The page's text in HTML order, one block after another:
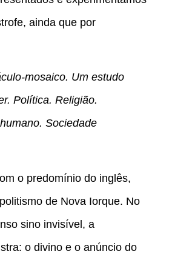
ainda que por
mosaico. Um estudo
Política. Religião.
Sociedade
o predomínio do inglês,
de Nova Iorque. No
sino invisível, a
o divino e o anúncio do